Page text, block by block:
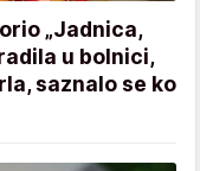
„Jadnica,
u bolnici,
saznalo se ko